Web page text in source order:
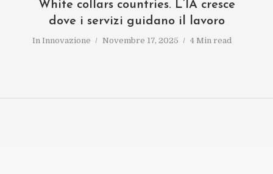
White collars countries. L’IA cresce
dove i servizi guidano il lavoro
In Innovazione Novembre 17, 2025 4 Min read